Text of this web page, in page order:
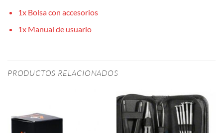
1x Bolsa con accesorios
1x Manual de usuario
PRODUCTOS RELACIONADOS